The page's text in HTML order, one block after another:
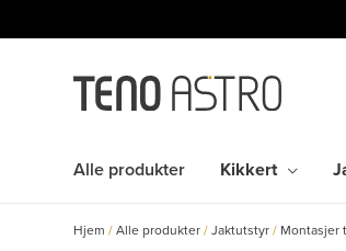
rett
Alle produkter Kikkert
Hjem /Alle produkter /Jaktutstyr / Montasjer